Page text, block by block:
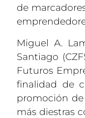
de
Miguel A.
Santiago
Futuros
finalidad de
promoción
más diestras